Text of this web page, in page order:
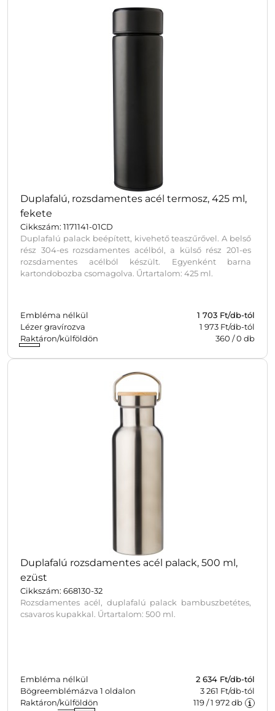
Duplafalú, rozsdamentes acél termosz, 425 ml,
fekete
Cikkszám: 1171141-01CD
Duplafalú palack beépített, kivehető teaszűrővel. A belső
rész 304-es rozsdamentes acélból, a külső rész 201-es
rozsdamentes acélból készült. Egyenként barna
kartondobozba csomagolva. Űrtartalom: 425 ml.
Embléma nélkül 1 703 Ft/db-tól
Lézer gravírozva
1 973 Ft/db-tól
Raktáron/külföldön
360 /0 db
Duplafalú rozsdamentes acél palack, 500 ml,
ezüst
Cikkszám: 668130-32
Rozsdamentes acél, duplafalú palack bambuszbetétes,
csavaros kupakkal. Űrtartalom: 500 ml.
Embléma nélkül 2 634 Ft/db-tól
Bögreemblémázva 1 oldalon
3 261 Ft/db-tól
Raktáron/külföldön
119/1 972db